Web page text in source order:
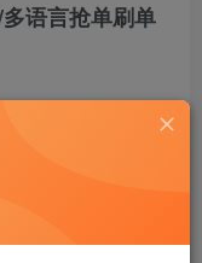
语言抢单刷单
端带打针、派单、